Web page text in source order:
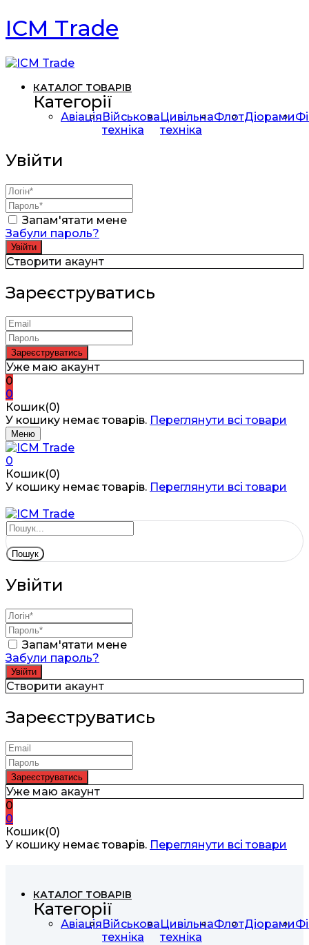
ICM Trade
КАТАЛОГ ТОВАРІВ
Категорії
АвіаціяВійськова
техніка
Цивільна
техніка
ФлотДіорами
Увійти
Запам'ятати мене
Забули пароль?
Створити акаунт
Зареєструватись
Уже маю акаунт
0
0
Кошик(0)
У кошику немає товарів. Переглянути всі товари
Меню
0
Кошик(0)
У кошику немає товарів. Переглянути всі товари
Пошук
Увійти
Запам'ятати мене
Забули пароль?
Створити акаунт
Зареєструватись
Уже маю акаунт
0
0
Кошик(0)
У кошику немає товарів. Переглянути всі товари
КАТАЛОГ ТОВАРІВ
Категорії
АвіаціяВійськова
техніка
Цивільна
техніка
ФлотДіорами